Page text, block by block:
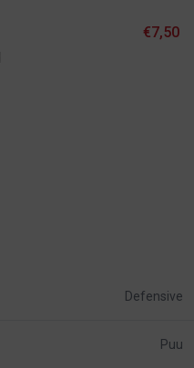
€7,50
Defensive
Puu